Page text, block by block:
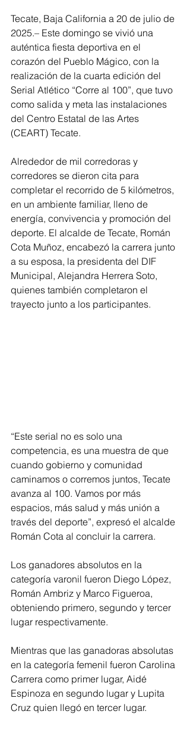
Tecate, Baja California a 20 de julio de
2025.– Este domingo se vivió una
auténtica fiesta deportiva en el
corazón del Pueblo Mágico, con la
realización de la cuarta edición del
Serial Atlético “Corre al 100”, que tuvo
como salida y meta las instalaciones
del Centro Estatal de las Artes
(CEART) Tecate.
Alrededor de mil corredoras y
corredores se dieron cita para
completar el recorrido de 5 kilómetros,
en un ambiente familiar, lleno de
energía, convivencia y promoción del
deporte. El alcalde de Tecate, Román
Cota Muñoz, encabezó la carrera junto
a su esposa, la presidenta del DIF
Municipal, Alejandra Herrera Soto,
quienes también completaron el
trayecto junto a los participantes.
“Este serial no es solo una
competencia, es una muestra de que
cuando gobierno y comunidad
caminamos o corremos juntos, Tecate
avanza al 100. Vamos por más
espacios, más salud y más unión a
través del deporte”, expresó el alcalde
Román Cota al concluir la carrera.
Los ganadores absolutos en la
categoría varonil fueron Diego López,
Román Ambriz y Marco Figueroa,
obteniendo primero, segundo y tercer
lugar respectivamente.
Mientras que las ganadoras absolutas
en la categoría femenil fueron Carolina
Carrera como primer lugar, Aidé
Espinoza en segundo lugar y Lupita
Cruz quien llegó en tercer lugar.